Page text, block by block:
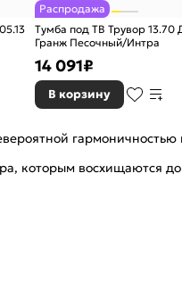
Распродажа
Тумба под ТВ Трувор 13.70
Гранж Песочный/Интра
14 091₽
В корзину
гармоничностью
которым восхищаются